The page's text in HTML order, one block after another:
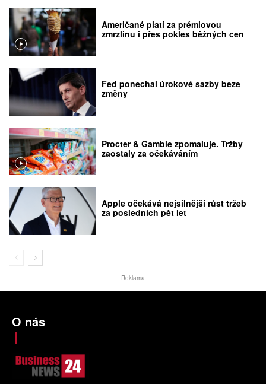
Američané platí za prémiovou
zmrzlinu i přes pokles běžných cen
Fed ponechal úrokové sazby beze
změny
Procter & Gamble zpomaluje. Tržby
zaostaly za očekáváním
Apple očekává nejsilnější růst tržeb
za posledních pět let
Reklama
O nás